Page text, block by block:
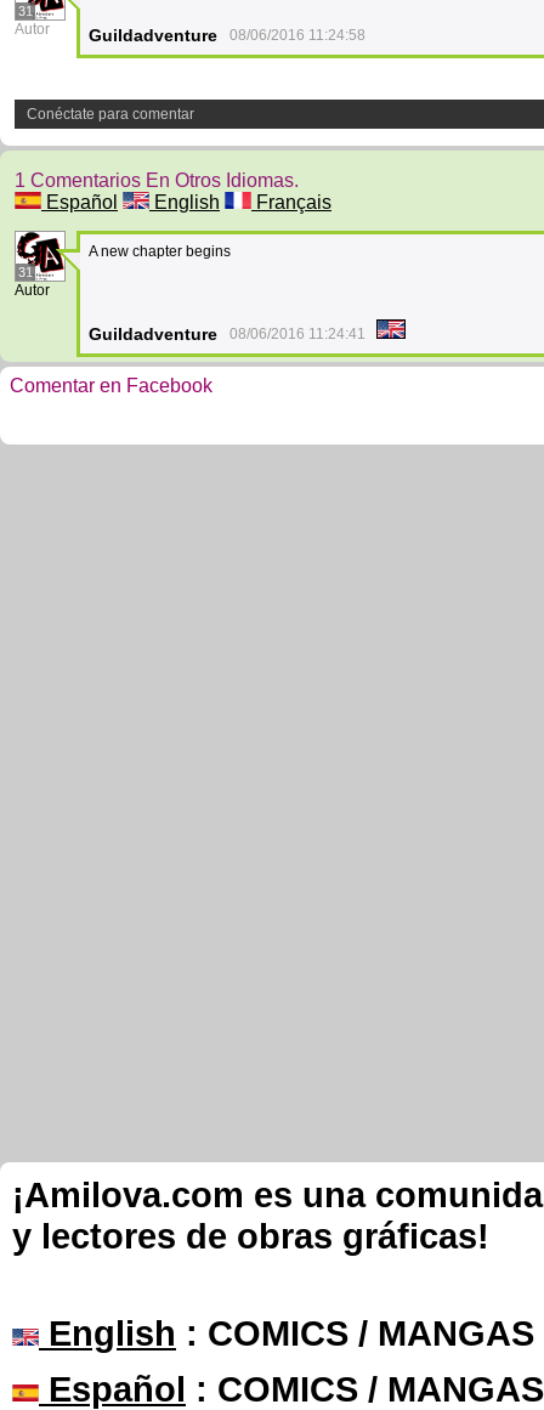
31
Autor Guildadventure 08/06/2016 11:24:58
Conéctate para comentar
1 Comentarios En Otros Idiomas.
Español
English Français
31
Autor
A new chapter begins
Guildadventure 08/06/2016 11:24:41
Comentar en Facebook
¡Amilova.com es una
y lectores de obras gráficas!
English : COMICS /
Español : COMICS /